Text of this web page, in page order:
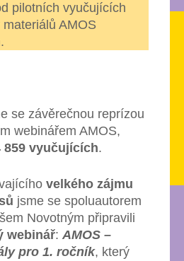
pilotních vyučujících
AMOS
se závěrečnou reprízou
webinářem AMOS,
859 vyučujících.
velkého zájmu
jsme se spoluautorem
Novotným připravili
webinář: AMOS –
pro 1. ročník, který